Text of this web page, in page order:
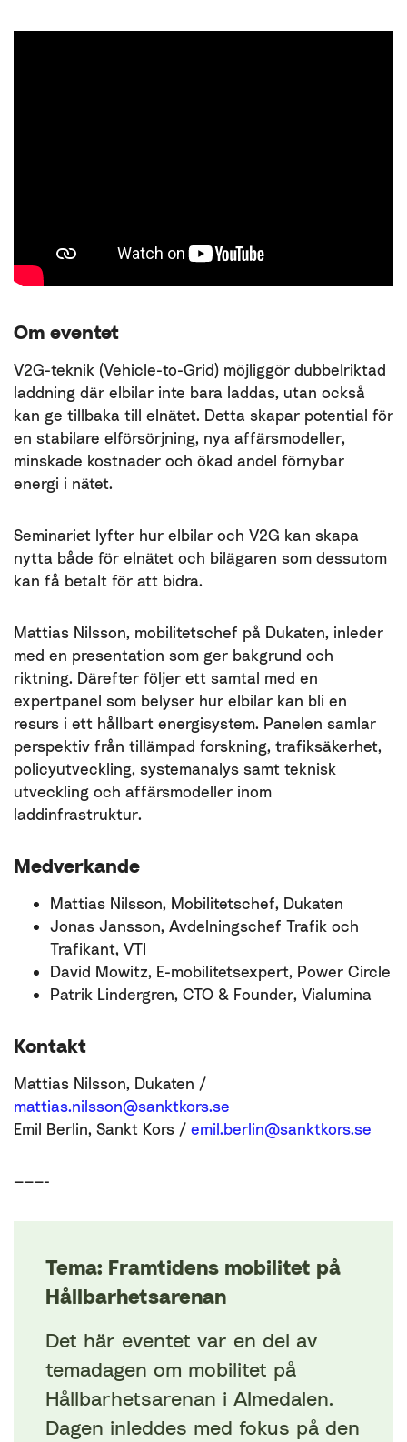
Om eventet
V2G-teknik (Vehicle-to-Grid) möjliggör dubbelriktad
laddning där elbilar inte bara laddas, utan också
kan ge tillbaka till elnätet. Detta skapar potential för
en stabilare elförsörjning, nya affärsmodeller,
minskade kostnader och ökad andel förnybar
energi i nätet.
Seminariet lyfter hur elbilar och V2G kan skapa
nytta både för elnätet och bilägaren som dessutom
kan få betalt för att bidra.
Mattias Nilsson, mobilitetschef på Dukaten, inleder
med en presentation som ger bakgrund och
riktning. Därefter följer ett samtal med en
expertpanel som belyser hur elbilar kan bli en
resurs i ett hållbart energisystem. Panelen samlar
perspektiv från tillämpad forskning, trafiksäkerhet,
policyutveckling, systemanalys samt teknisk
utveckling och affärsmodeller inom
laddinfrastruktur.
Medverkande
Mattias Nilsson, Mobilitetschef, Dukaten
Jonas Jansson, Avdelningschef Trafik och
Trafikant, VTI
David Mowitz, E-mobilitetsexpert, Power Circle
Patrik Lindergren, CTO & Founder, Vialumina
Kontakt
Mattias Nilsson, Dukaten /
mattias.nilsson@sanktkors.se
Emil Berlin, Sankt Kors / emil.berlin@sanktkors.se
———-
Tema: Framtidens mobilitet på
Hållbarhetsarenan
Det här eventet var en del av
temadagen om mobilitet på
Hållbarhetsarenan i Almedalen.
Dagen inleddes med fokus på den